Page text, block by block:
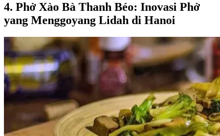
4. Phở Xào Bà Thanh Béo: Inovasi Phở
yang Menggoyang Lidah di Hanoi